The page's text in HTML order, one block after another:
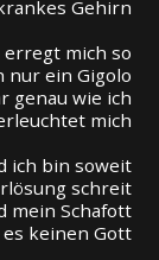
Gehirn
erregt mich so
nur ein Gigolo
genau wie ich
mich
ich bin soweit
schreit
mein Schafott
keinen Gott